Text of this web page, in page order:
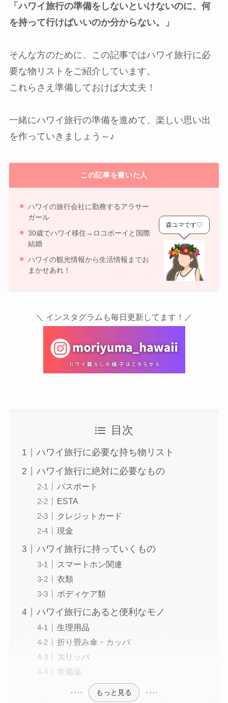
「ハワイ旅行の準備をしないといけないのに、何
を持って行けばいいのか分からない。」
そんな方のために、この記事ではハワイ旅行に必
要な物リストをご紹介しています。
これらさえ準備しておけば大丈夫！
一緒にハワイ旅行の準備を進めて、楽しい思い出
を作っていきましょう～♪
この記事を書いた人
ハワイの旅行会社に勤務するアラサー
ガール
30歳でハワイ移住→ロコボーイと国際
結婚
ハワイの観光情報から生活情報までお
まかせあれ！
森ユマです♡
＼ インスタグラムも毎日更新してます！／
目次
ハワイ旅行に必要な持ち物リスト
ハワイ旅行に絶対に必要なもの
パスポート
ESTA
クレジットカード
現金
ハワイ旅行に持っていくもの
スマートホン関連
衣類
ボディケア類
ハワイ旅行にあると便利なモノ
生理用品
折り畳み傘・カッパ
スリッパ
常備薬
もっと見る